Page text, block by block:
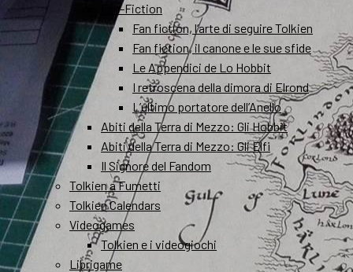
Fan-Fiction
Fan fiction, l’arte di seguire Tolkien
Fan fiction, il canone e le sue sfide
Le Appendici de Lo Hobbit
I retroscena della dimora di Elrond
L’ultimo portatore dell’Anello
Abiti della Terra di Mezzo: Gli Hobbit
Abiti della Terra di Mezzo: Gli Elfi
Il Signore del Fandom
Tolkien a Fumetti
Tolkien Calendars
Videogames
Tolkien e i videogiochi
Librigame